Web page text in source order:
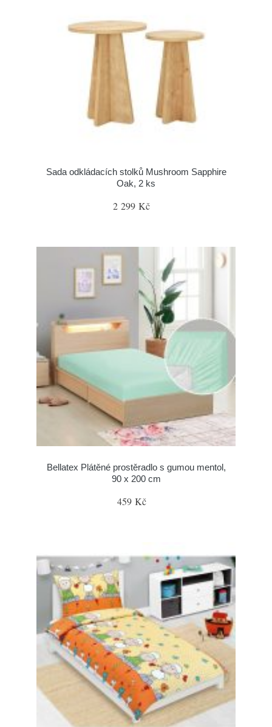
Sada odkládacích stolků Mushroom Sapphire
Oak, 2 ks
2 299 Kč
Bellatex Plátěné prostěradlo s gumou mentol,
90 x 200 cm
459 Kč